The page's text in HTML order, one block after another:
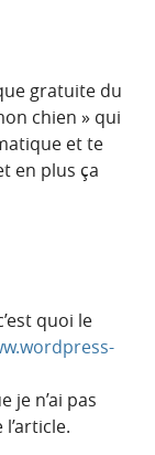
gratuite du
chien » qui
et te
en plus ça
quoi le
je n’ai pas